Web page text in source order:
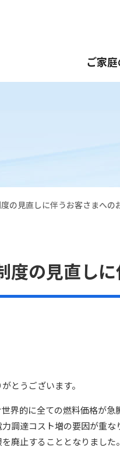
ご家
の見直しに伴うお客さまへの
度の見直し
とうございます。
界的に全ての燃料価格が急
調達コスト増の要因が重
廃止することとなりました。